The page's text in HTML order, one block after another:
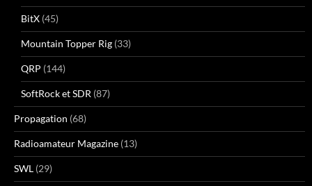
BitX (45)
Mountain Topper Rig (33)
QRP (144)
SoftRock et SDR (87)
Propagation (68)
Radioamateur Magazine (13)
SWL (29)